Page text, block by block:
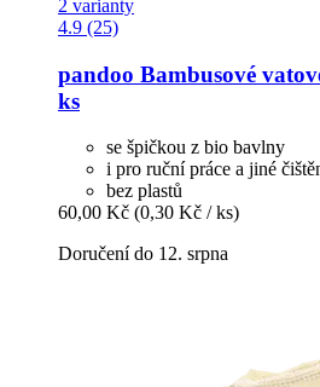
2 varianty
4.9 (25)
pandoo Bambusové
ks
se špičkou z bio bavlny
i pro ruční práce a jiné
bez plastů
60,00 Kč (0,30 Kč / ks)
Doručení do 12. srpna